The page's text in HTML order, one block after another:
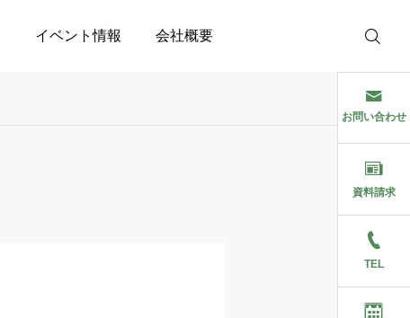
イベント情報 会社概要
お問い合わせ
資料請求
TEL